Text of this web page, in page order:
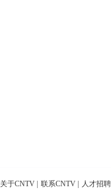
关于CNTV 联系CNTV 人才招聘